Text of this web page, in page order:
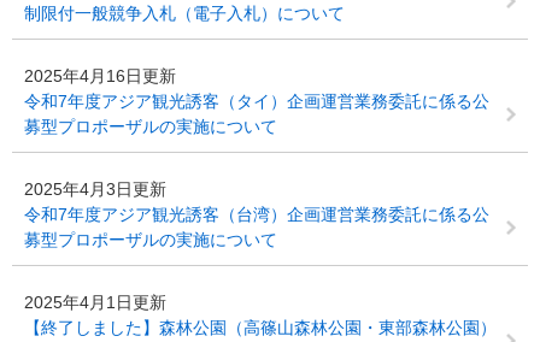
制限付一般競争入札（電子入札）について
2025年4月16日更新
令和7年度アジア観光誘客（タイ）企画運営業務委託に係る公
募型プロポーザルの実施について
2025年4月3日更新
令和7年度アジア観光誘客（台湾）企画運営業務委託に係る公
募型プロポーザルの実施について
2025年4月1日更新
【終了しました】森林公園（高篠山森林公園・東部森林公園）